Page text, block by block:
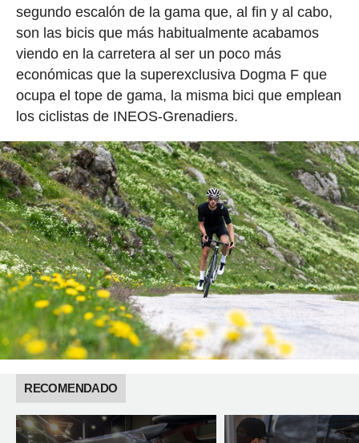
segundo escalón de la gama que, al fin y al cabo,
son las bicis que más habitualmente acabamos
viendo en la carretera al ser un poco más
económicas que la superexclusiva Dogma F que
ocupa el tope de gama, la misma bici que emplean
los ciclistas de INEOS-Grenadiers.
RECOMENDADO